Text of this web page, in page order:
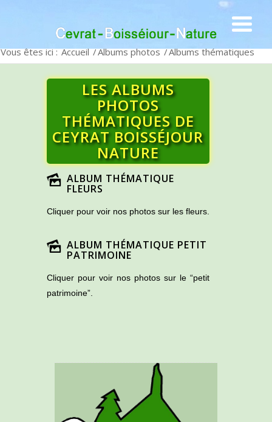
Vous êtes ici : Accueil /Albums photos /Albums thématiques
LES ALBUMS
PHOTOS
THÉMATIQUES DE
CEYRAT BOISSÉJOUR
NATURE
ALBUM THÉMATIQUE
FLEURS
Cliquer pour voir nos photos sur les fleurs.
ALBUM THÉMATIQUE PETIT
PATRIMOINE
Cliquer pour voir nos photos sur le “petit
patrimoine”.